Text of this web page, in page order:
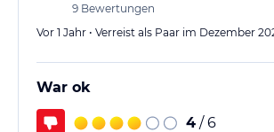
9 Bewertungen
Vor 1 Jahr • Verreist als Paar im Dezember
War ok
4 / 6